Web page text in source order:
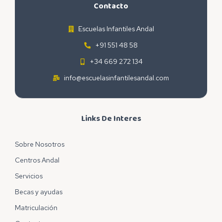
Contacto
Escuelas Infantiles Andal
+91 551 48 58
+34 669 272 134
info@escuelasinfantilesandal.com
Links De Interes
Sobre Nosotros
Centros Andal
Servicios
Becas y ayudas
Matriculación